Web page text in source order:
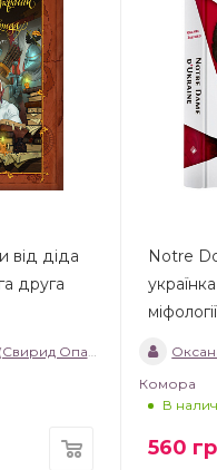
від діда
друга
Опанасович)
Notre
міфології
Комора
В
560